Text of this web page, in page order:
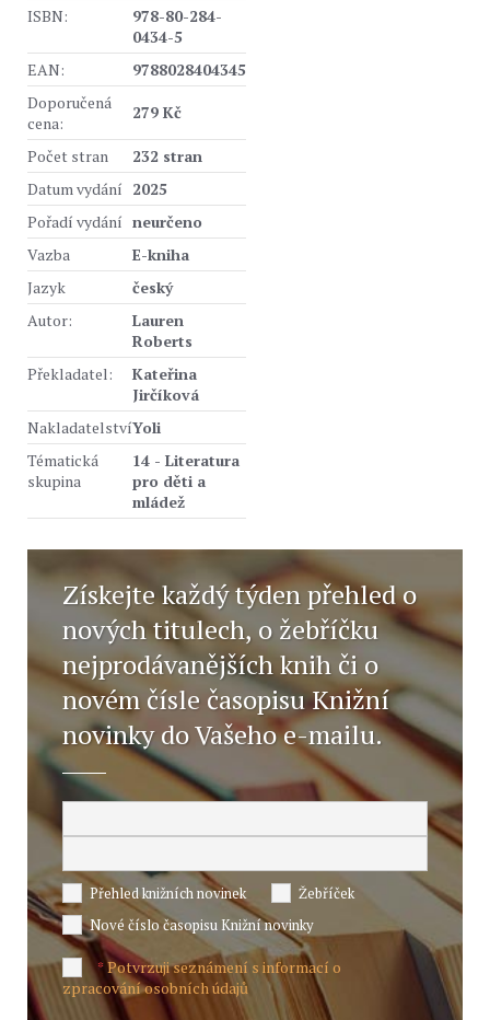
ISBN:
978-80-284-
0434-5
EAN:
9788028404345
Doporučená
cena:
279 Kč
Počet stran
232 stran
Datum vydání 2025
Pořadí vydání neurčeno
Vazba
E-kniha
Jazyk
český
Autor:
Lauren
Roberts
Překladatel:
Kateřina
Jirčíková
NakladatelstvíYoli
Tématická
skupina
14 - Literatura
pro děti a
mládež
Získejte každý týden přehled o
nových titulech, o žebříčku
nejprodávanějších knih či o
novém čísle časopisu Knižní
novinky do Vašeho e-mailu.
Přehled knižních novinek
Žebříček
Nové číslo časopisu Knižní novinky
*Potvrzuji seznámení s informací o
zpracování osobních údajů